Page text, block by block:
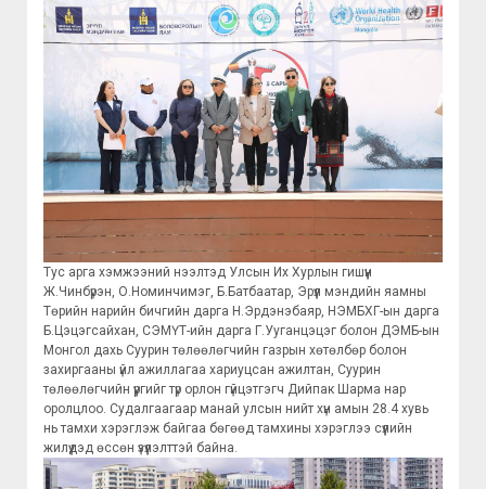
Тус арга хэмжээний нээлтэд Улсын Их Хурлын гишүүн
Ж.Чинбүрэн, О.Номинчимэг, Б.Батбаатар, Эрүүл мэндийн яамны
Төрийн нарийн бичгийн дарга Н.Эрдэнэбаяр, НЭМБХГ-ын дарга
Б.Цэцэгсайхан, СЭМҮТ-ийн дарга Г.Ууганцэцэг болон ДЭМБ-ын
Монгол дахь Суурин төлөөлөгчийн газрын хөтөлбөр болон
захиргааны үйл ажиллагаа хариуцсан ажилтан, Суурин
төлөөлөгчийн үүргийг түр орлон гүйцэтгэгч Дийпак Шарма нар
оролцлоо. Судалгаагаар манай улсын нийт хүн амын 28.4 хувь
нь тамхи хэрэглэж байгаа бөгөөд тамхины хэрэглээ сүүлийн
жилүүдэд өссөн үзүүлэлттэй байна.